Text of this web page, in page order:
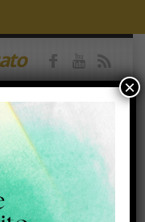
casa |preghiera
×